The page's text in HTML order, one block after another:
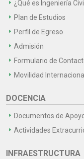
¿Qué es Ingeniería
Plan de Estudios
Perfil de Egreso
Admisión
Formulario de
Movilidad Internacional
DOCENCIA
Documentos de
Actividades
INFRAESTRUCTURA